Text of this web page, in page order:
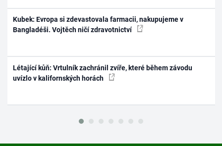
Kubek: Evropa si zdevastovala farmacii, nakupujeme v
Bangladéši. Vojtěch ničí zdravotnictví
Létající kůň: Vrtulník zachránil zvíře, které během závodu
uvízlo v kalifornských horách